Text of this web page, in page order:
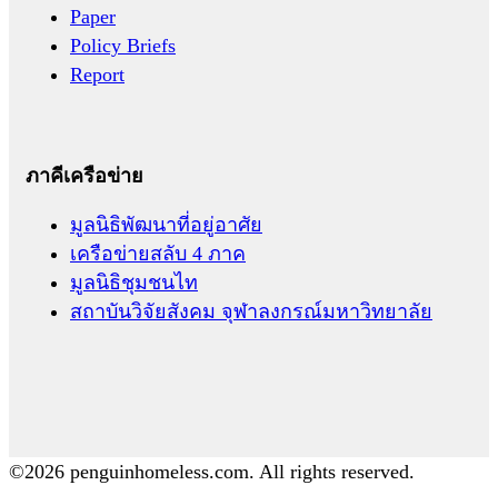
Paper
Policy Briefs
Report
ภาคีเครือข่าย
มูลนิธิพัฒนาที่อยู่อาศัย
เครือข่ายสลับ 4 ภาค
มูลนิธิชุมชนไท
สถาบันวิจัยสังคม จุฬาลงกรณ์มหาวิทยาลัย
©2026 penguinhomeless.com. All rights reserved.